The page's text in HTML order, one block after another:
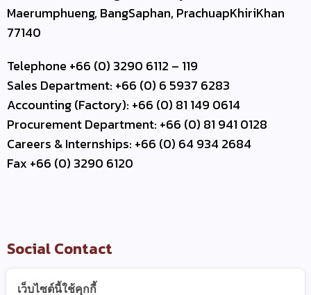
Maerumphueng, BangSaphan, PrachuapKhiriKhan
77140
Telephone +66 (0) 3290 6112 – 119
Sales Department: +66 (0) 6 5937 6283
Accounting (Factory): +66 (0) 81 149 0614
Procurement Department: +66 (0) 81 941 0128
Careers & Internships: +66 (0) 64 934 2684
Fax +66 (0) 3290 6120
Social Contact
เว็บไซต์นี้ใช้คุกกี้